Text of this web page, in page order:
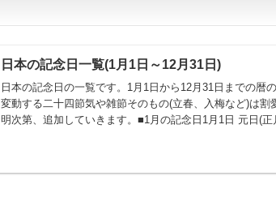
日本の記念日一覧(1月1日～12月31日)
日本の記念日の一覧です。1月1日から12月31日までの暦
変動する二十四節気や雑節そのもの(立春、入梅など)は割
明次第、追加していきます。■1月の記念日1月1日 元日(